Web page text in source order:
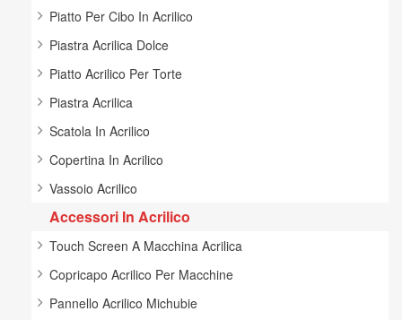
Piatto Per Cibo In Acrilico
Piastra Acrilica Dolce
Piatto Acrilico Per Torte
Piastra Acrilica
Scatola In Acrilico
Copertina In Acrilico
Vassoio Acrilico
Accessori In Acrilico
Touch Screen A Macchina Acrilica
Copricapo Acrilico Per Macchine
Pannello Acrilico Michubie